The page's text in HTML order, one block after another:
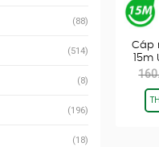
(88)
(514)
(8)
(196)
(18)
Cáp
15m